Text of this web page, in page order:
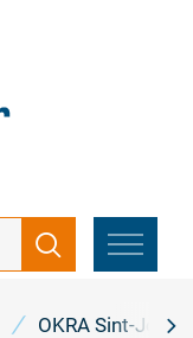
Zoeken
MENU
OKRA Sint-Jozef